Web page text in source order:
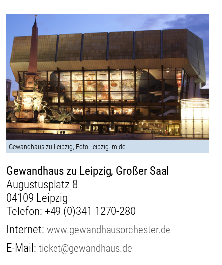
Gewandhaus zu Leipzig, Foto: leipzig-im.de
Gewandhaus zu Leipzig, Großer Saal
Augustusplatz 8
04109 Leipzig
Telefon: +49 (0)341 1270-280
Internet:www.gewandhausorchester.de
E-Mail:ticket@gewandhaus.de